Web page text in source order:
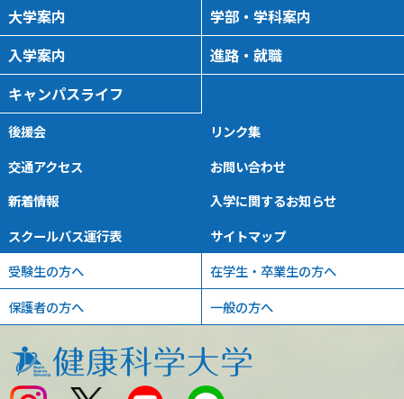
大学案内
学部・学科案内
入学案内
進路・就職
キャンパスライフ
後援会
リンク集
交通アクセス
お問い合わせ
新着情報
入学に関するお知らせ
スクールバス運行表
サイトマップ
受験生の方へ
在学生・卒業生の方へ
保護者の方へ
一般の方へ